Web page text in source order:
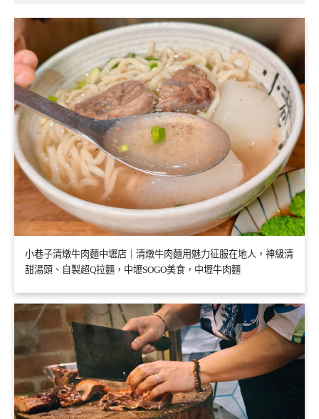
小巷子清燉牛肉麵中壢店｜清燉牛肉麵用魅力征服在地人，神級清
甜湯頭、自製超Q拉麵，中壢SOGO美食，中壢牛肉麵